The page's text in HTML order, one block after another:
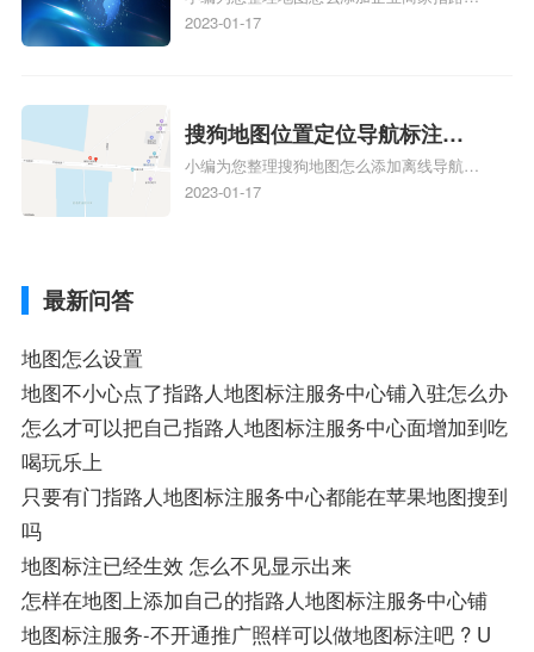
地图标注服务中心铺名称、地图怎么添加企
添加企业、地图如何添加企业相关地图标注
知识，详情可查看下方正文！
2023-01-17
搜狗地图位置定位导航标注？
搜狗地图位置定位,导航,标注？
小编为您整理搜狗地图怎么添加离线导航搜
狗地图离线导航怎么用、搜狗地图导航卫星
2023-01-17
最新问答
地图怎么设置
地图不小心点了指路人地图标注服务中心铺入驻怎么办
怎么才可以把自己指路人地图标注服务中心面增加到吃
喝玩乐上
只要有门指路人地图标注服务中心都能在苹果地图搜到
吗
地图标注已经生效 怎么不见显示出来
怎样在地图上添加自己的指路人地图标注服务中心铺
地图标注服务-不开通推广照样可以做地图标注吧 ? U